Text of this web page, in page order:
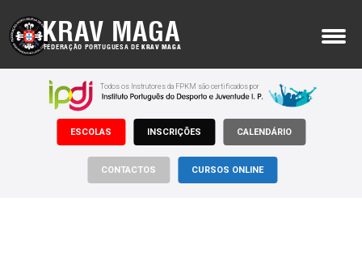
KRAV MAGA
FEDERAÇÃO PORTUGUESA DEKRAV MAGA
Sobre Nós
Krav Maga
Onde Treinar
Todos os Instrutores da FPKM são certificados por
ESCOLAS INSCRIÇÕES CALENDÁRIO
CONTACTOS CURSOS ONLINE